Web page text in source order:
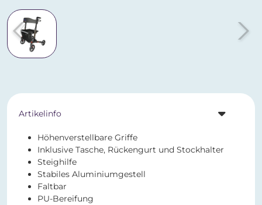
Artikelinfo
Höhenverstellbare Griffe
Inklusive Tasche, Rückengurt und Stockhalter
Steighilfe
Stabiles Aluminiumgestell
Faltbar
PU-Bereifung